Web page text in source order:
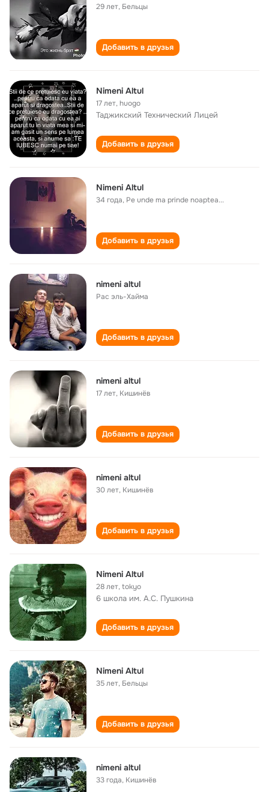
29 лет, Бельцы
Добавить в друзья
Nimeni Altul
17 лет,huogo
Таджикский Технический Лицей
Добавить в друзья
Nimeni Altul
34 года, Pe unde ma prinde noaptea...
Добавить в друзья
nimeni altul
Рас эль-Хайма
Добавить в друзья
nimeni altul
17 лет, Кишинёв
Добавить в друзья
nimeni altul
30 лет, Кишинёв
Добавить в друзья
Nimeni Altul
28 лет,tokyo
6 школа им. А.С. Пушкина
Добавить в друзья
Nimeni Altul
35 лет, Бельцы
Добавить в друзья
nimeni altul
33 года, Кишинёв